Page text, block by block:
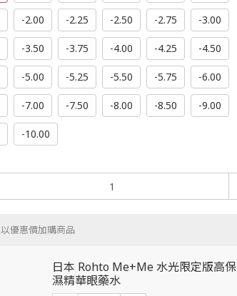
-2.00 -2.25 -2.50 -2.75 -3.00
-3.50 -3.75 -4.00 -4.25 -4.50
-5.00 -5.25 -5.50 -5.75 -6.00
-7.00 -7.50 -8.00 -8.50 -9.00
-10.00
以優惠價加購商品
日本 Rohto Me+Me 水光限定版高保
濕精華眼藥水